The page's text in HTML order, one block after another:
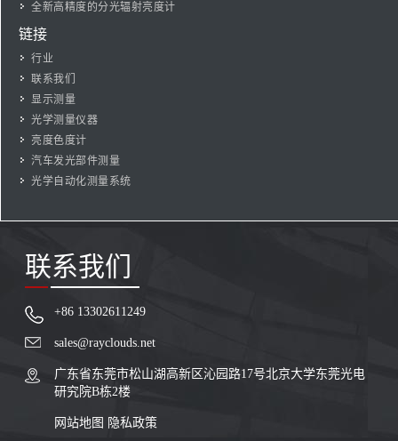
全新高精度的分光辐射亮度计
链接
行业
联系我们
显示测量
光学测量仪器
亮度色度计
汽车发光部件测量
光学自动化测量系统
联系我们
+86 13302611249
sales@rayclouds.net
广东省东莞市松山湖高新区沁园路17号北京大学东莞光电
研究院B栋2楼
网站地图 隐私政策